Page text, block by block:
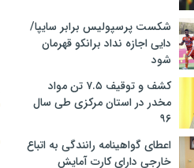
شکست پرسپولیس برابر سایپا/
دایی اجازه نداد برانکو قهرمان
شود
کشف و توقیف ۷.۵ تن مواد
مخدر در استان مرکزی طی سال
۹۶
اعطای گواهینامه رانندگی به اتباع
خارجی دارای کارت آمایش